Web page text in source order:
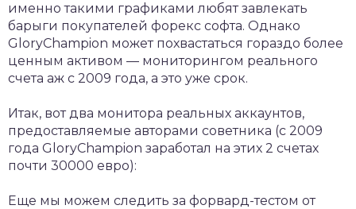
именно такими графиками любят завлекать
барыги покупателей форекс софта. Однако
GloryChampion может похвастаться гораздо более
ценным активом — мониторингом реального
счета аж с 2009 года, а это уже срок.
Итак, вот два монитора реальных аккаунтов,
предоставляемые авторами советника (с 2009
года GloryChampion заработал на этих 2 счетах
почти 30000 евро):
Еще мы можем следить за форвард-тестом от